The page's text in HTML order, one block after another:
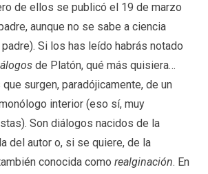
de ellos se publicó el 19 de marzo
aunque no se sabe a ciencia
Si los has leído habrás notado
de Platón, qué más quisiera…
surgen, paradójicamente, de un
interior (eso sí, muy
Son diálogos nacidos de la
del autor o, si se quiere, de la
conocida como realginación. En